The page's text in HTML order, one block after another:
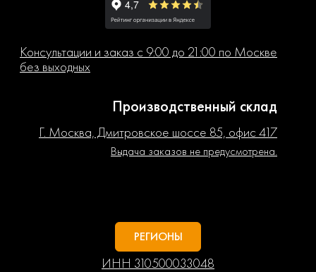
Консультации и заказ с 9:00 до 21:00 по Москве
без выходных
Производственный склад
Г. Москва, Дмитровское шоссе 85, офис 417
Выдача заказов не предусмотрена.
РЕГИОНЫ
ИНН 310500033048